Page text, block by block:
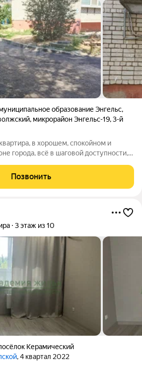
образование Энгельс,
, микрорайон Энгельс-19,3-й
в хорошем, спокойном и
города, всё в шаговой доступности,
на комфортном третьем этаже.
Позвонить
3 этаж из 10
Керамический
, 4 квартал 2022